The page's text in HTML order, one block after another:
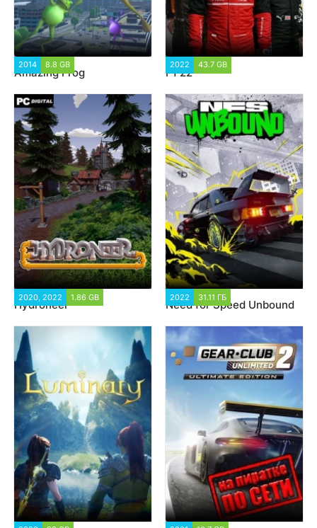
2014 8.8 GB
Amazing Frog
2022 43.7 GB
F1 22
2020, 2022 1.86 GB
Hydroneer
2022 31.11 ГБ
Need for Speed Unbound